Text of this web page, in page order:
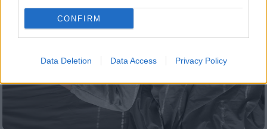
CONFIRM
Data Deletion Data Access Privacy Policy